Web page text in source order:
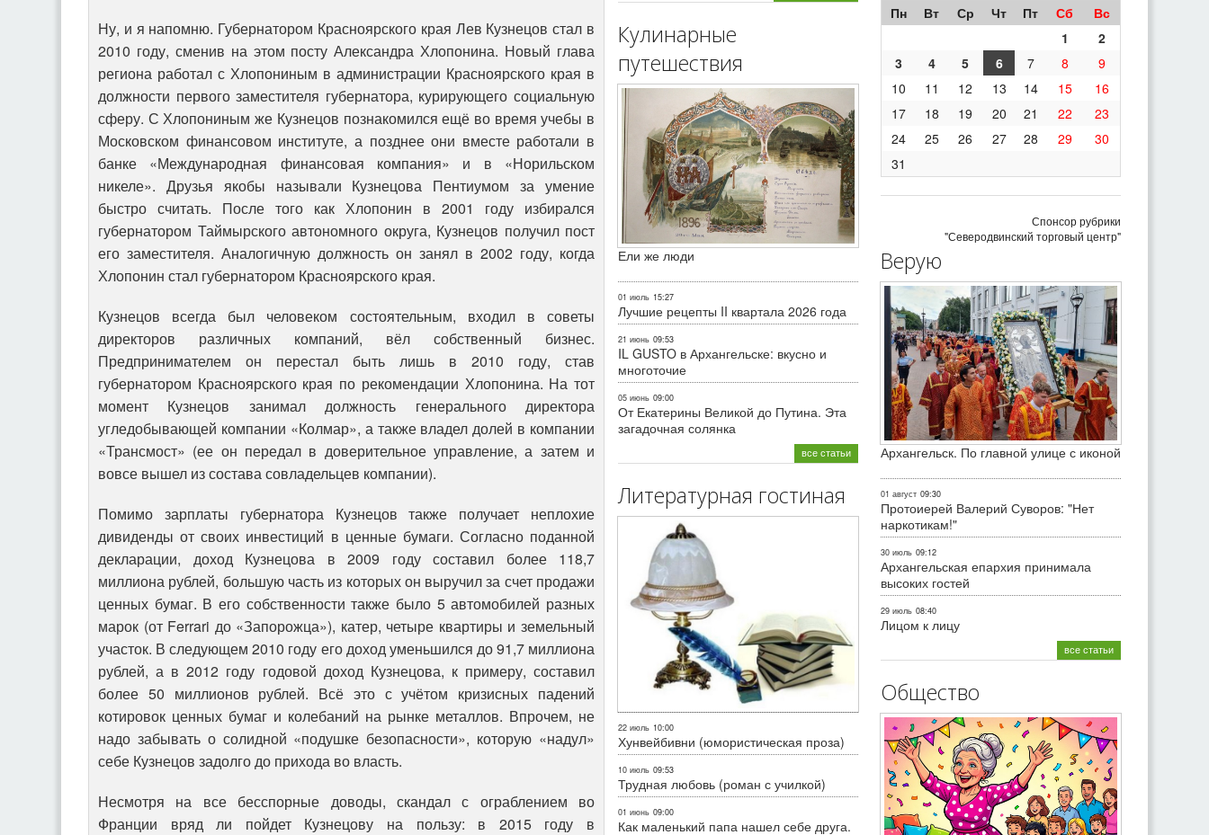
Ну, и я напомню. Губернатором Красноярского края Лев Кузнецов стал в
2010 году, сменив на этом посту Александра Хлопонина. Новый глава
региона работал с Хлопониным в администрации Красноярского края в
должности первого заместителя губернатора, курирующего социальную
сферу. С Хлопониным же Кузнецов познакомился ещё во время учебы в
Московском финансовом институте, а позднее они вместе работали в
банке «Международная финансовая компания» и в «Норильском
никеле». Друзья якобы называли Кузнецова Пентиумом за умение
быстро считать. После того как Хлопонин в 2001 году избирался
губернатором Таймырского автономного округа, Кузнецов получил пост
его заместителя. Аналогичную должность он занял в 2002 году, когда
Хлопонин стал губернатором Красноярского края.
Кузнецов всегда был человеком состоятельным, входил в советы
директоров различных компаний, вёл собственный бизнес.
Предпринимателем он перестал быть лишь в 2010 году, став
губернатором Красноярского края по рекомендации Хлопонина. На тот
момент Кузнецов занимал должность генерального директора
угледобывающей компании «Колмар», а также владел долей в компании
«Трансмост» (ее он передал в доверительное управление, а затем и
вовсе вышел из состава совладельцев компании).
Помимо зарплаты губернатора Кузнецов также получает неплохие
дивиденды от своих инвестиций в ценные бумаги. Согласно поданной
декларации, доход Кузнецова в 2009 году составил более 118,7
миллиона рублей, большую часть из которых он выручил за счет продажи
ценных бумаг. В его собственности также было 5 автомобилей разных
марок (от Ferrari до «Запорожца»), катер, четыре квартиры и земельный
участок. В следующем 2010 году его доход уменьшился до 91,7 миллиона
рублей, а в 2012 году годовой доход Кузнецова, к примеру, составил
более 50 миллионов рублей. Всё это с учётом кризисных падений
котировок ценных бумаг и колебаний на рынке металлов. Впрочем, не
надо забывать о солидной «подушке безопасности», которую «надул»
себе Кузнецов задолго до прихода во власть.
Несмотря на все бесспорные доводы, скандал с ограблением во
Франции вряд ли пойдет Кузнецову на пользу: в 2015 году в
Кулинарные
путешествия
Ели же люди
01 июль 15:27
Лучшие рецепты II квартала 2026 года
21 июнь 09:53
IL GUSTO в Архангельске: вкусно и
многоточие
05 июнь 09:00
От Екатерины Великой до Путина. Эта
загадочная солянка
все статьи
Литературная гостиная
22 июль 10:00
Хунвейбивни (юмористическая проза)
10 июль 09:53
Трудная любовь (роман с училкой)
01 июнь 09:00
Как маленький папа нашел себе друга.
Пн Вт Ср Чт Пт Сб
Вс
1
2
3
4 5 6 7 8
9
10
11 12 13 14 15
16
17
18 19 20 21 22
23
24
25 26 27 28 29
30
31
Спонсор рубрики
"Северодвинский торговый центр"
Верую
Архангельск. По главной улице с иконой
01 август 09:30
Протоиерей Валерий Суворов: "Нет
наркотикам!"
30 июль 09:12
Архангельская епархия принимала
высоких гостей
29 июль 08:40
Лицом к лицу
все статьи
Общество